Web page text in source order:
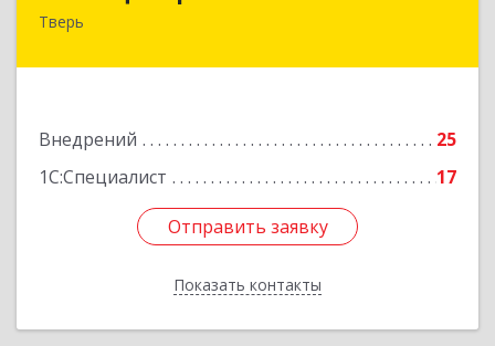
Тверь
Внедрений
25
1С:Специалист
17
Отправить заявку
Показать контакты
170100, Тверская обл, Тверь г, Новоторжская
Отправить заявку
Назад